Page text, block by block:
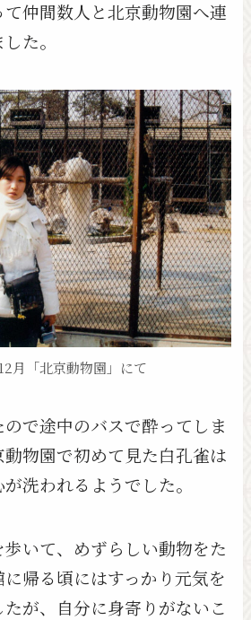
仲間数人と北京動物園へ連
た。
月「北京動物園」にて
で途中のバスで酔ってしま
物園で初めて見た白孔雀は
洗われるようでした。
いて、めずらしい動物をた
帰る頃にはすっかり元気を
が、自分に身寄りがないこ